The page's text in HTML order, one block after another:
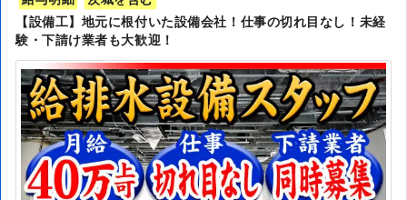
【設備工】地元に根付いた設備会社！仕事の切れ目なし！未経
験・下請け業者も大歓迎！